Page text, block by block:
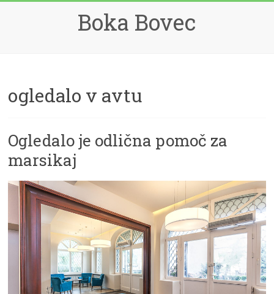
Boka Bovec
ogledalo v avtu
Ogledalo je odlična pomoč za
marsikaj